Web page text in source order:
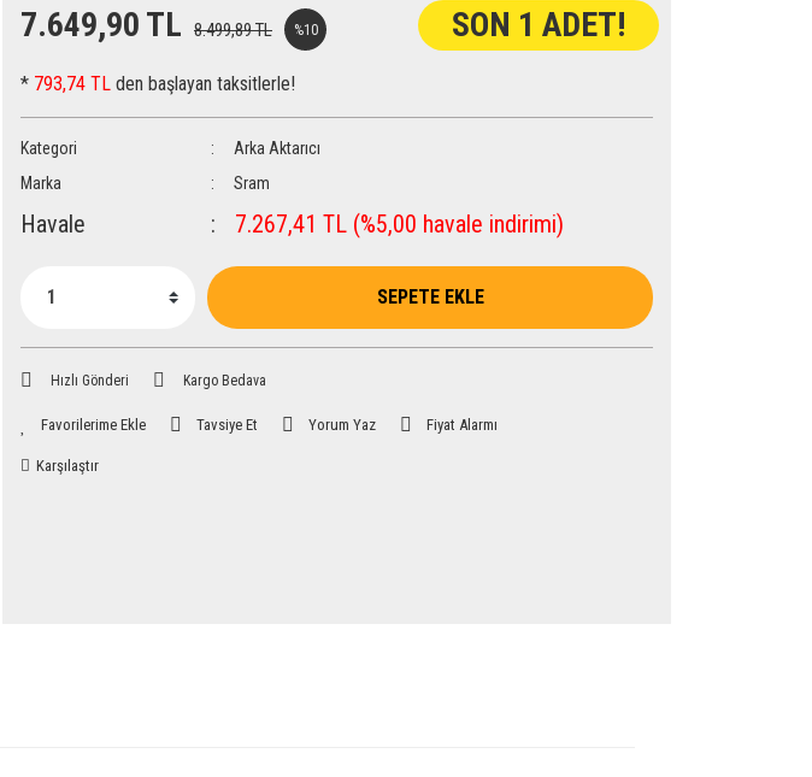
7.649,90 TL 8.499,89 TL %10 SON 1 ADET!
* 793,74 TL den başlayan taksitlerle!
Kategori
Arka Aktarıcı
Marka
Sram
Havale 7.267,41 TL (%5,00 havale indirimi)
SEPETE EKLE
Hızlı Gönderi Kargo Bedava
Tavsiye Et Yorum Yaz Fiyat Alarmı
Karşılaştır